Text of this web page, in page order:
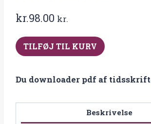
kr.98.00 kr.
2016-
3
Specialpædagogik
TILFØJ TIL KURV
Du downloader pdf af
Beskrivelse